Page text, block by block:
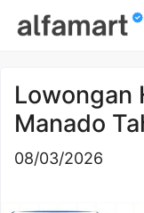
Lowongan
Manado
08/03/2026